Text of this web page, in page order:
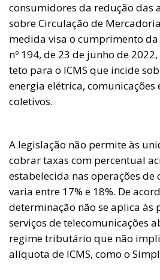
consumidores da redução das
sobre Circulação de
medida visa o cumprimento
nº 194, de 23 de junho de
teto para o ICMS que incide
energia elétrica, comunicações
coletivos.
A legislação não permite às
cobrar taxas com percentual
estabelecida nas operações de
varia entre 17% e 18%. De
determinação não se aplica às
serviços de telecomunicações
regime tributário que não
alíquota de ICMS, como o